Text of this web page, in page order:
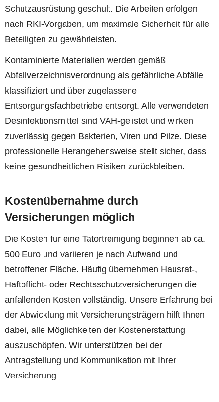
Schutzausrüstung geschult. Die Arbeiten erfolgen
nach RKI-Vorgaben, um maximale Sicherheit für alle
Beteiligten zu gewährleisten.
Kontaminierte Materialien werden gemäß
Abfallverzeichnisverordnung als gefährliche Abfälle
klassifiziert und über zugelassene
Entsorgungsfachbetriebe entsorgt. Alle verwendeten
Desinfektionsmittel sind VAH-gelistet und wirken
zuverlässig gegen Bakterien, Viren und Pilze. Diese
professionelle Herangehensweise stellt sicher, dass
keine gesundheitlichen Risiken zurückbleiben.
Kostenübernahme durch
Versicherungen möglich
Die Kosten für eine Tatortreinigung beginnen ab ca.
500 Euro und variieren je nach Aufwand und
betroffener Fläche. Häufig übernehmen Hausrat-,
Haftpflicht- oder Rechtsschutzversicherungen die
anfallenden Kosten vollständig. Unsere Erfahrung bei
der Abwicklung mit Versicherungsträgern hilft Ihnen
dabei, alle Möglichkeiten der Kostenerstattung
auszuschöpfen. Wir unterstützen bei der
Antragstellung und Kommunikation mit Ihrer
Versicherung.